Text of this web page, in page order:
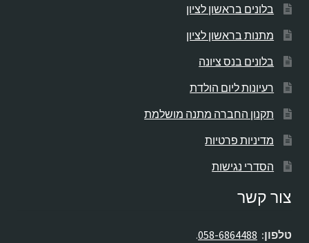
בלונים בראשון לציון
מתנות בראשון לציון
בלונים בנס ציונה
רעיונות ליום הולדת
תקנון החברה מתנה מושלמת
מדיניות פרטיות
הסדרי נגישות
צור קשר
טלפון: 058-6864488
.